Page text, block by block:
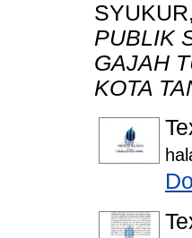
PUBLIK
GAJAH
KOTA